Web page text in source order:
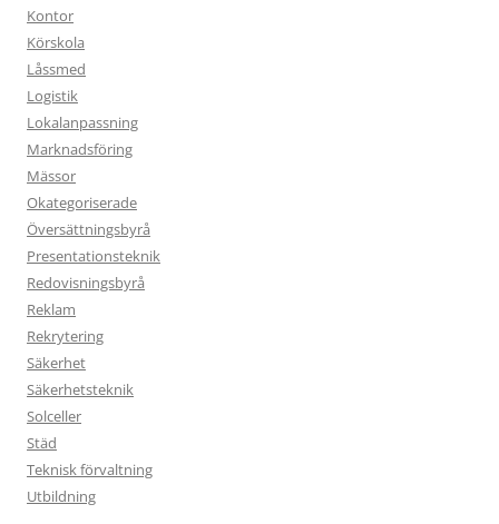
Kontor
Körskola
Låssmed
Logistik
Lokalanpassning
Marknadsföring
Mässor
Okategoriserade
Översättningsbyrå
Presentationsteknik
Redovisningsbyrå
Reklam
Rekrytering
Säkerhet
Säkerhetsteknik
Solceller
Städ
Teknisk förvaltning
Utbildning